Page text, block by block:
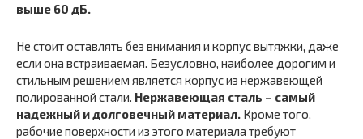
выше 60 дБ.
Не стоит оставлять без внимания и корпус вытяжки, даже
если она встраиваемая. Безусловно, наиболее дорогим и
стильным решением является корпус из нержавеющей
полированной стали. Нержавеющая сталь – самый
надежный и долговечный материал. Кроме того,
рабочие поверхности из этого материала требуют